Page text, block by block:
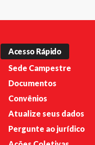
Acesso Rápido
Sede Campestre
Documentos
Convênios
Atualize seus dados
Pergunte ao jurídico